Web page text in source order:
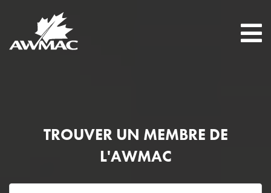
TROUVER UN MEMBRE DE
L'AWMAC